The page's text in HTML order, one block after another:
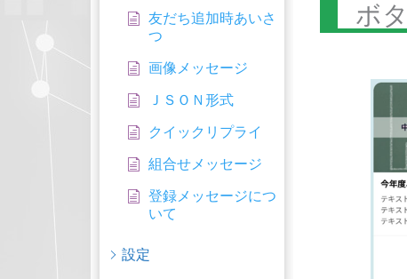
友だち追加時あいさ
つ
画像メッセージ
ＪＳＯＮ形式
クイックリプライ
組合せメッセージ
登録メッセージにつ
いて
設定
ボ